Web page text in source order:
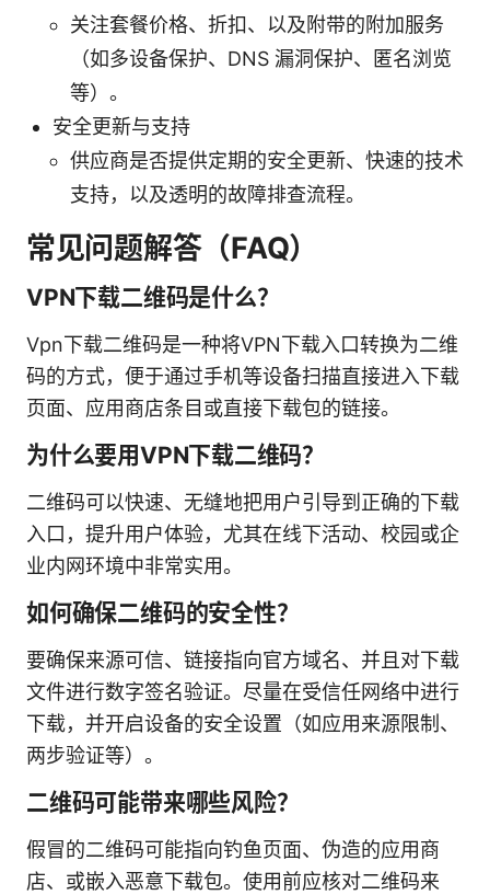
关注套餐价格、折扣、以及附带的附加服务
（如多设备保护、DNS 漏洞保护、匿名浏览
等）。
安全更新与支持
供应商是否提供定期的安全更新、快速的技术
支持，以及透明的故障排查流程。
常见问题解答（FAQ）
VPN下载二维码是什么？
Vpn下载二维码是一种将VPN下载入口转换为二维
码的方式，便于通过手机等设备扫描直接进入下载
页面、应用商店条目或直接下载包的链接。
为什么要用VPN下载二维码？
二维码可以快速、无缝地把用户引导到正确的下载
入口，提升用户体验，尤其在线下活动、校园或企
业内网环境中非常实用。
如何确保二维码的安全性？
要确保来源可信、链接指向官方域名、并且对下载
文件进行数字签名验证。尽量在受信任网络中进行
下载，并开启设备的安全设置（如应用来源限制、
两步验证等）。
二维码可能带来哪些风险？
假冒的二维码可能指向钓鱼页面、伪造的应用商
店、或嵌入恶意下载包。使用前应核对二维码来